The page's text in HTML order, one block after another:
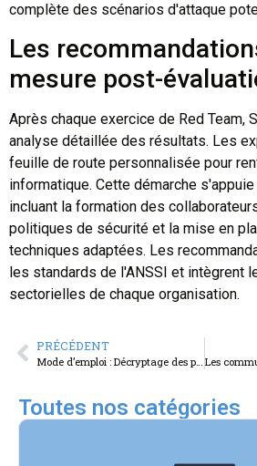
complète des scénarios d'attaque
Les
mesure post-
Après chaque exercice de Red Team,
analyse détaillée des résultats. Les
feuille de route personnalisée pour
informatique. Cette démarche
incluant la formation des
politiques de sécurité et la mise en
techniques adaptées. Les
les standards de l'ANSSI et intègrent
sectorielles de chaque organisation.
PRÉCÉDENT
Toutes nos catégories